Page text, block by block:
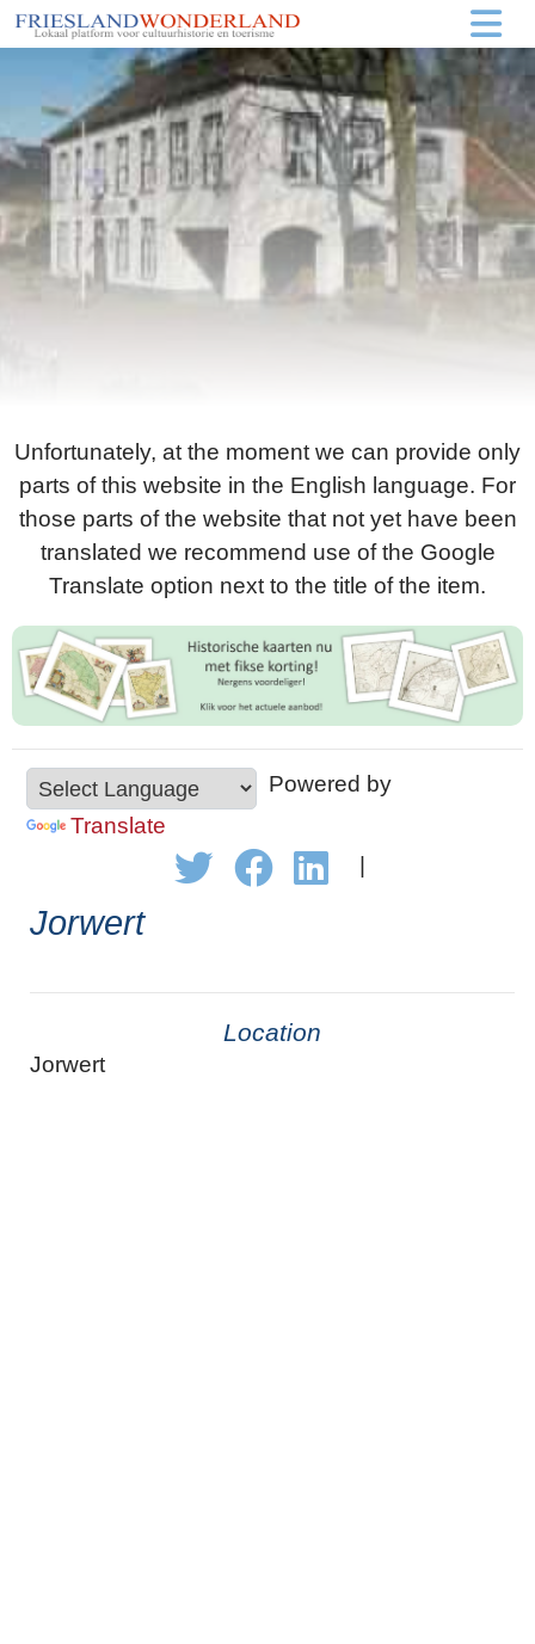
Unfortunately, at the moment we can provide only
parts of this website in the English language. For
those parts of the website that not yet have been
translated we recommend use of the Google
Translate option next to the title of the item.
Powered by
Translate
Jorwert
Location
Jorwert